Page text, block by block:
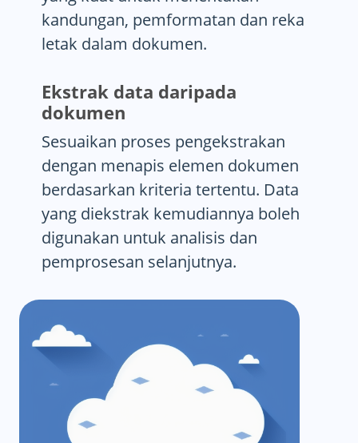
kandungan, pemformatan dan reka
letak dalam dokumen.
Ekstrak data daripada
dokumen
Sesuaikan proses pengekstrakan
dengan menapis elemen dokumen
berdasarkan kriteria tertentu. Data
yang diekstrak kemudiannya boleh
digunakan untuk analisis dan
pemprosesan selanjutnya.